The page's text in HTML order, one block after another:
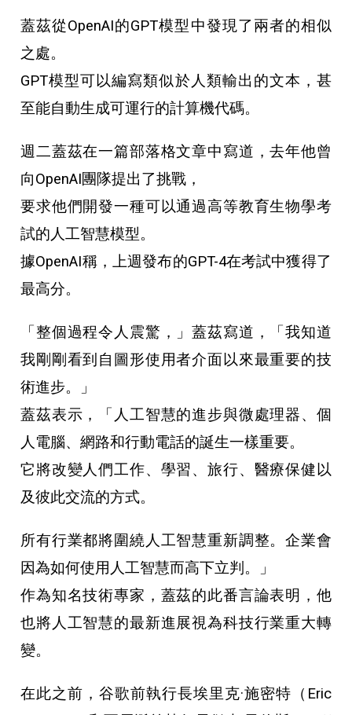
蓋茲從OpenAI的GPT模型中發現了兩者的相似
之處。
GPT模型可以編寫類似於人類輸出的文本，甚
至能自動生成可運行的計算機代碼。
週二蓋茲在一篇部落格文章中寫道，去年他曾
向OpenAI團隊提出了挑戰，
要求他們開發一種可以通過高等教育生物學考
試的人工智慧模型。
據OpenAI稱，上週發布的GPT-4在考試中獲得了
最高分。
「整個過程令人震驚，」蓋茲寫道，「我知道
我剛剛看到自圖形使用者介面以來最重要的技
術進步。」
蓋茲表示，「人工智慧的進步與微處理器、個
人電腦、網路和行動電話的誕生一樣重要。
它將改變人們工作、學習、旅行、醫療保健以
及彼此交流的方式。
所有行業都將圍繞人工智慧重新調整。企業會
因為如何使用人工智慧而高下立判。」
作為知名技術專家，蓋茲的此番言論表明，他
也將人工智慧的最新進展視為科技行業重大轉
變。
在此之前，谷歌前執行長埃里克·施密特（Eric